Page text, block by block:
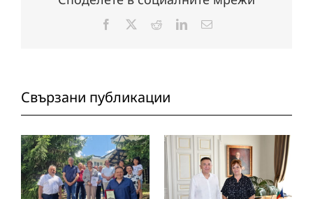
Facebook RedditLinkedInЕлектронна
Свързани публикации